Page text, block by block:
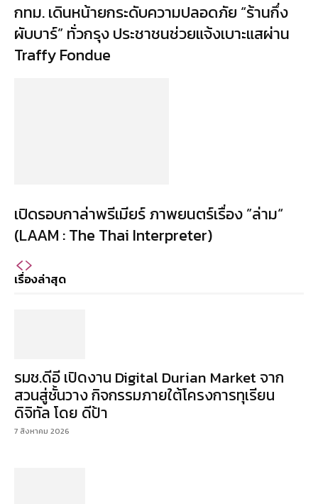
กทม. เดินหน้ายกระดับความปลอดภัย “ร้านกึ่ง
ผับบาร์” ทั่วกรุง ประชาชนช่วยแจ้งเบาะแสผ่าน
Traffy Fondue
เปิดรอบกาล่าพรีเมียร์ ภาพยนตร์เรื่อง ”ล่าม“
(LAAM : The Thai Interpreter)
เรื่องล่าสุด
รมช.ดีอี เปิดงาน Digital Durian Market จาก
สวนสู่ชั้นวาง กิจกรรมภายใต้โครงการทุเรียน
ดิจิทัล โดย ดีป้า
7 สิงหาคม 2026